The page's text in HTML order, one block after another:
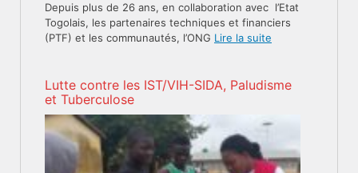
Depuis plus de 26 ans, en collaboration avec l’Etat
Togolais, les partenaires techniques et financiers
(PTF) et les communautés, l’ONG Lire la suite
Lutte contre les IST/VIH-SIDA, Paludisme
et Tuberculose